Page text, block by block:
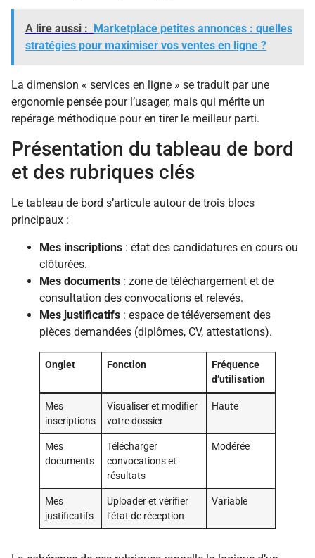
A lire aussi : Marketplace petites annonces : quelles
stratégies pour maximiser vos ventes en ligne ?
La dimension « services en ligne » se traduit par une
ergonomie pensée pour l’usager, mais qui mérite un
repérage méthodique pour en tirer le meilleur parti.
Présentation du tableau de bord
et des rubriques clés
Le tableau de bord s’articule autour de trois blocs
principaux :
Mes inscriptions : état des candidatures en cours ou
clôturées.
Mes documents : zone de téléchargement et de
consultation des convocations et relevés.
Mes justificatifs : espace de téléversement des
pièces demandées (diplômes, CV, attestations).
Onglet Fonction
Fréquence
d’utilisation
Mes
inscriptions
Visualiser et modifier
votre dossier
Haute
Mes
documents
Télécharger
convocations et
résultats
Modérée
Mes
justificatifs
Uploader et vérifier
l’état de réception
Variable